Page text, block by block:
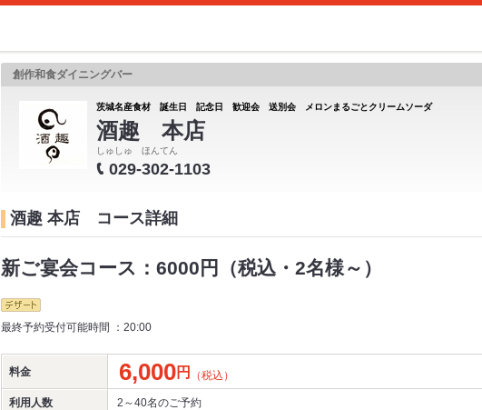
創作和食ダイニングバー
茨城名産食材 誕生日 記念日 歓迎会 送別会 メロンまるごとクリームソーダ
酒趣 本店
しゅしゅ ほんてん
029-302-1103
酒趣 本店 コース詳細
新ご宴会コース：6000円（税込・2名様～）
最終予約受付可能時間 ：20:00
料金 6,000円 （税込）
利用人数 2～40名のご予約